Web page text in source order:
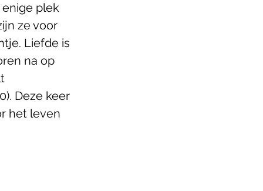
enige plek
ze voor
Liefde is
na op
Deze keer
het leven